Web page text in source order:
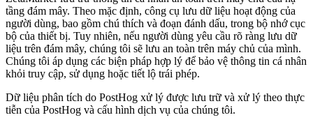
tầng đám mây. Theo mặc định, công cụ lưu dữ liệu hoạt động của
người dùng, bao gồm chú thích và đoạn đánh dấu, trong bộ nhớ cục
bộ của thiết bị. Tuy nhiên, nếu người dùng yêu cầu rõ ràng lưu dữ
liệu trên đám mây, chúng tôi sẽ lưu an toàn trên máy chủ của mình.
Chúng tôi áp dụng các biện pháp hợp lý để bảo vệ thông tin cá nhân
khỏi truy cập, sử dụng hoặc tiết lộ trái phép.
Dữ liệu phân tích do PostHog xử lý được lưu trữ và xử lý theo thực
tiễn của PostHog và cấu hình dịch vụ của chúng tôi.